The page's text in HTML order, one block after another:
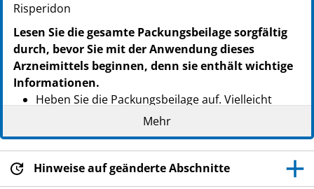
Risperidon
Lesen Sie die gesamte Packungsbeilage sorgfältig
durch, bevor Sie mit der Anwendung dieses
Arzneimittels beginnen, denn sie enthält wichtige
Informationen.
Heben Sie die Packungsbeilage auf. Vielleicht
möchten Sie diese später nochmals lesen.
Wenn Sie weitere Fragen haben, wenden Sie sich
Mehr
Hinweise auf geänderte Abschnitte